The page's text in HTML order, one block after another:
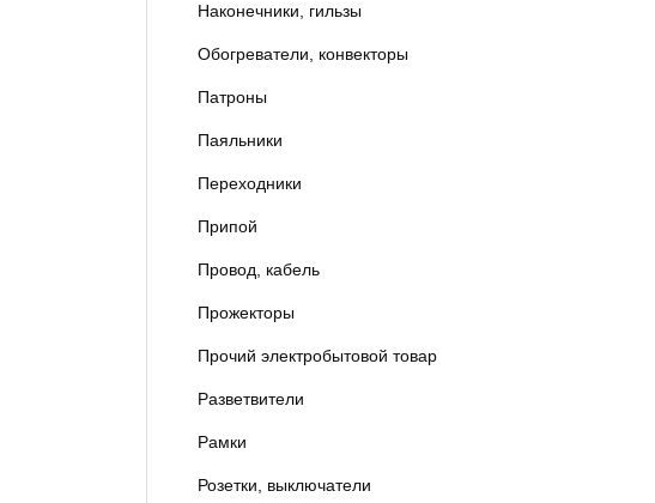
Наконечники, гильзы
Обогреватели, конвекторы
Патроны
Паяльники
Переходники
Припой
Провод, кабель
Прожекторы
Прочий электробытовой товар
Разветвители
Рамки
Розетки, выключатели